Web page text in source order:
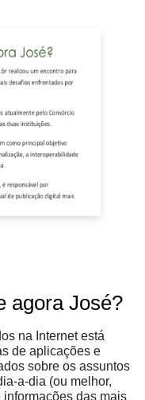
agora José?
na Internet está
de aplicações e
sobre os assuntos
a-dia (ou melhor,
das mais